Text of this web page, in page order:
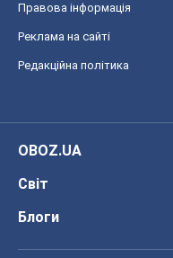
Правова інформація
Реклама на сайті
Редакційна політика
OBOZ.UA
Світ
Блоги